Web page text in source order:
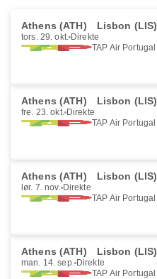
Athens (ATH) Lisbon (LIS)
tors. 29. okt. Direkte
TAP Air Portugal
Athens (ATH) Lisbon (LIS)
fre. 23. okt. Direkte
TAP Air Portugal
Athens (ATH) Lisbon (LIS)
lør. 7. nov. Direkte
TAP Air Portugal
Athens (ATH) Lisbon (LIS)
man. 14. sep. Direkte
TAP Air Portugal